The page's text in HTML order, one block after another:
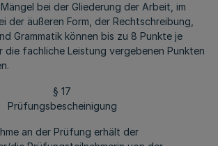
bei der Gliederung der Arbeit, im
der äußeren Form, der Rechtschreibung,
Grammatik können bis zu 8 Punkte je
fachliche Leistung vergebenen Punkten
§ 17
Prüfungsbescheinigung
an der Prüfung erhält der